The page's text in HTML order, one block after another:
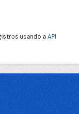
usando a API